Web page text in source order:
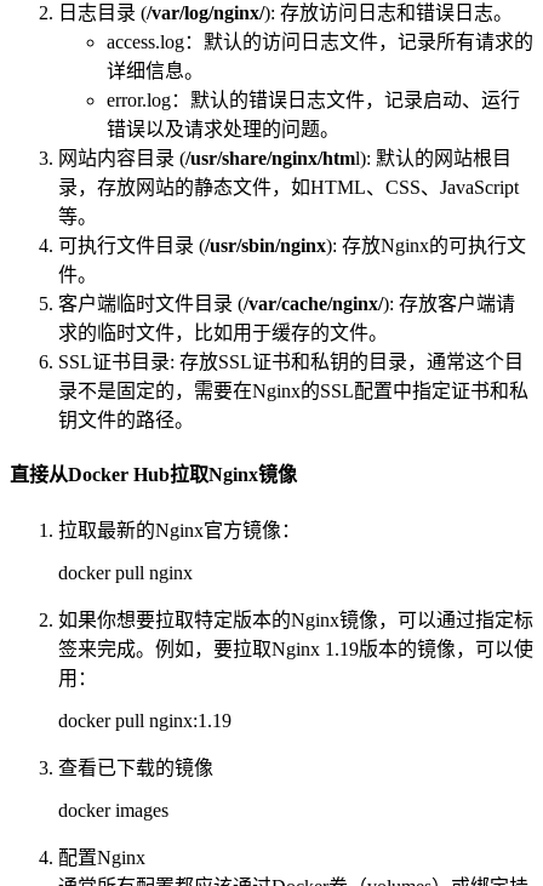
日志目录 (/var/log/nginx/): 存放访问日志和错误日志。
access.log：默认的访问日志文件，记录所有请求的
详细信息。
error.log：默认的错误日志文件，记录启动、运行
错误以及请求处理的问题。
网站内容目录 (/usr/share/nginx/html): 默认的网站根目
录，存放网站的静态文件，如HTML、CSS、JavaScript
等。
可执行文件目录 (/usr/sbin/nginx): 存放Nginx的可执行文
件。
客户端临时文件目录 (/var/cache/nginx/): 存放客户端请
求的临时文件，比如用于缓存的文件。
SSL证书目录: 存放SSL证书和私钥的目录，通常这个目
录不是固定的，需要在Nginx的SSL配置中指定证书和私
钥文件的路径。
直接从Docker Hub拉取Nginx镜像
拉取最新的Nginx官方镜像：
docker pull nginx
如果你想要拉取特定版本的Nginx镜像，可以通过指定标
签来完成。例如，要拉取Nginx 1.19版本的镜像，可以使
用：
docker pull nginx:1.19
查看已下载的镜像
docker images
配置Nginx